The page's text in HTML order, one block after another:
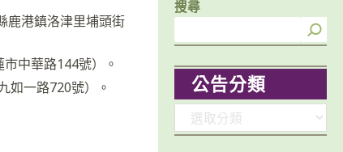
鹿港鎮洛津里埔頭街
中華路144號）。
如一路720號）。
搜尋
公告分類
類